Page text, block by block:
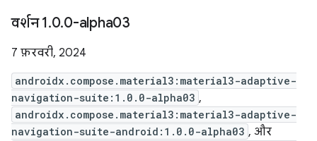
वर्शन 1.0.0-alpha03
7 फ़रवरी, 2024
androidx.compose.material3:material3-adaptive-
navigation-suite:1.0.0-alpha03 ,
androidx.compose.material3:material3-adaptive-
navigation-suite-android:1.0.0-alpha03 , और